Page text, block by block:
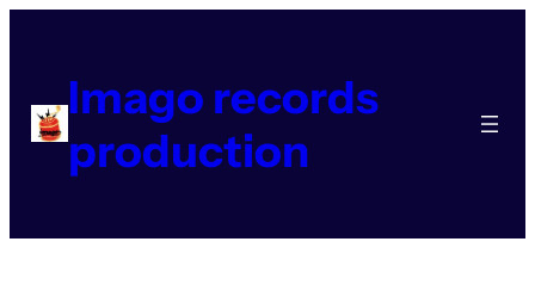
contenuImago records
production